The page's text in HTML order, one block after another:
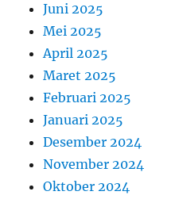
Juni 2025
Mei 2025
April 2025
Maret 2025
Februari 2025
Januari 2025
Desember 2024
November 2024
Oktober 2024